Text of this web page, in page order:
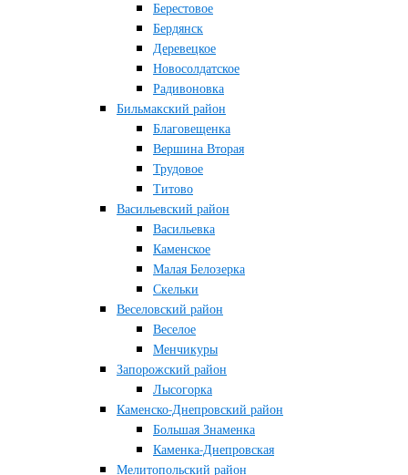
Берестовое
Бердянск
Деревецкое
Новосолдатское
Радивоновка
Бильмакский район
Благовещенка
Вершина Вторая
Трудовое
Титово
Васильевский район
Васильевка
Каменское
Малая Белозерка
Скельки
Веселовский район
Веселое
Менчикуры
Запорожский район
Лысогорка
Каменско-Днепровский район
Большая Знаменка
Каменка-Днепровская
Мелитопольский район